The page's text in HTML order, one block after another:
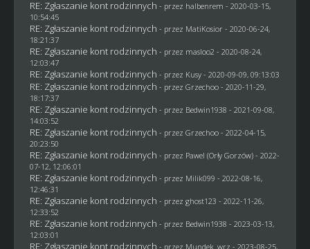
RE: Zgłaszanie kont rodzinnych - przez halbenrem - 2020-03-15,
10:54:45
RE: Zgłaszanie kont rodzinnych - przez MatiKosior- 2020-06-24,
18:21:37
RE: Zgłaszanie kont rodzinnych - przez masloo2 - 2020-08-24,
12:03:47
RE: Zgłaszanie kont rodzinnych - przez Kusy- 2020-09-09, 09:13:03
RE: Zgłaszanie kont rodzinnych - przez Grzechoo- 2020-11-29,
18:17:37
RE: Zgłaszanie kont rodzinnych - przez Bedwin1938 - 2021-09-08,
14:03:52
RE: Zgłaszanie kont rodzinnych - przez Grzechoo- 2022-04-15,
20:23:50
RE: Zgłaszanie kont rodzinnych - przez Pawel (Orły Gorzów)- 2022-
07-12, 12:06:01
RE: Zgłaszanie kont rodzinnych - przez Milik099 - 2022-08-16,
12:46:31
RE: Zgłaszanie kont rodzinnych - przez ghost123 - 2022-11-26,
12:33:52
RE: Zgłaszanie kont rodzinnych - przez Bedwin1938 - 2023-03-13,
12:03:01
RE: Zgłaszanie kont rodzinnych - przez Mundek_wrz - 2023-08-25,